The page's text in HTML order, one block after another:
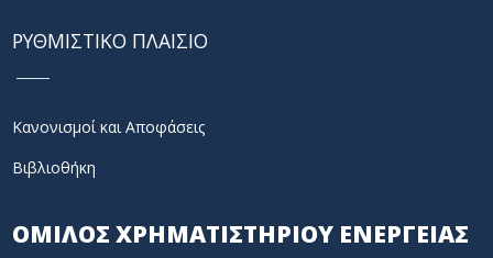
ΡΥΘΜΙΣΤΙΚΟ ΠΛΑΙΣΙΟ
Κανονισμοί και Αποφάσεις
Βιβλιοθήκη
ΟΜΙΛΟΣ ΧΡΗΜΑΤΙΣΤΗΡΙΟΥ ΕΝΕΡΓΕΙΑΣ